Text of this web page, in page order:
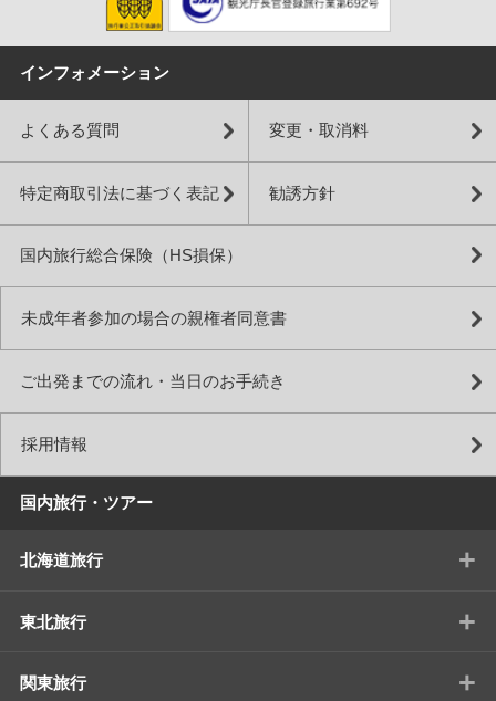
インフォメーション
よくある質問 変更・取消料
特定商取引法に基づく表記 勧誘方針
国内旅行総合保険（HS損保）
未成年者参加の場合の親権者同意書
ご出発までの流れ・当日のお手続き
採用情報
国内旅行・ツアー
北海道旅行 +
東北旅行 +
関東旅行 +